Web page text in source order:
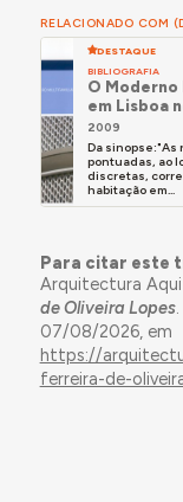
Belém do Pará,
apenas
- Partilhou,
da Costa,
numerosos
de habitação
Fronteira 171,
inquérito.
Jorge Costa
João Faria da
projectos do
Internacional
restaurante
RELACIONADO COM
DESTAQUE
BIBLIOGRAFIA
O
em Lisboa
2009
Da sinopse:"As
pontuadas, ao
discretas,
habitação em...
Para citar este
Arquitectura
de Oliveira Lopes
07/08/2026, em
https://
ferreira-de-